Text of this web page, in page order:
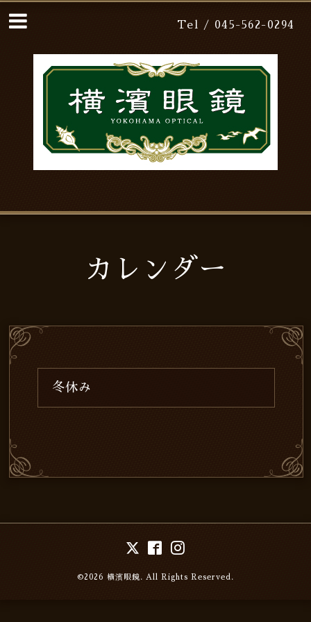
Tel / 045-562-0294
カレンダー
冬休み
©2026 横濱眼鏡. All Rights Reserved.